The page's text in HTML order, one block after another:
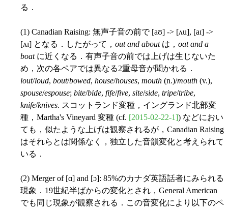
る．
(1) Canadian Raising: 無声子音の前で [aʊ] -> [ʌu], [aɪ] ->
[ʌɪ] となる．したがって， out and aboutは， oat and a
boatに近くなる．有声子音の前では上げは生じないた
め，次の各ペアでは異なる2重母音が聞かれる．
lout/loud, bout/bowed, house/houses, mouth (n.)/mouth (v.),
spouse/espouse; bite/bide, fife/five, site/side, tripe/tribe,
knife/knives. スコットランド変種，イングランド北部変
種，Martha's Vineyard 変種 (cf. [2015-02-22-1]) などにおい
ても，似たような上げは観察されるが，Canadian Raising
はそれらとは関係なく，独立した音韻変化と考えられて
いる．
(2) Merger of [ɑ] and [ɔ]: 85%のカナダ英語話者にみられる
現象．19世紀半ばからの変化とされ，General American
でも同じ現象が観察される．この音変化により以下のペ